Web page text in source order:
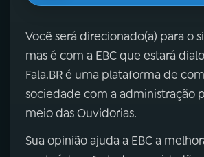
Você será direcionado(a) para o
mas é com a EBC que estará
Fala.BR é uma plataforma de
sociedade com a administração
meio das Ouvidorias.
Sua opinião ajuda a EBC a